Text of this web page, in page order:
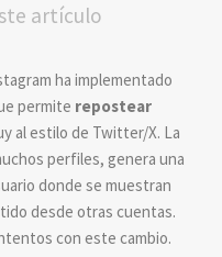
artículo
ha implementado
permite repostear
al estilo de Twitter/X. La
perfiles, genera una
donde se muestran
desde otras cuentas.
con este cambio.